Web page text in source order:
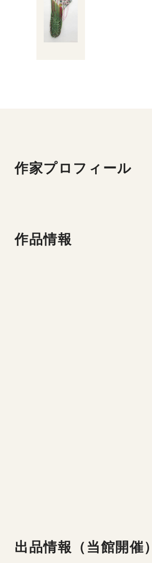
作家プロフィール
作品情報
出品情報（当館開催）